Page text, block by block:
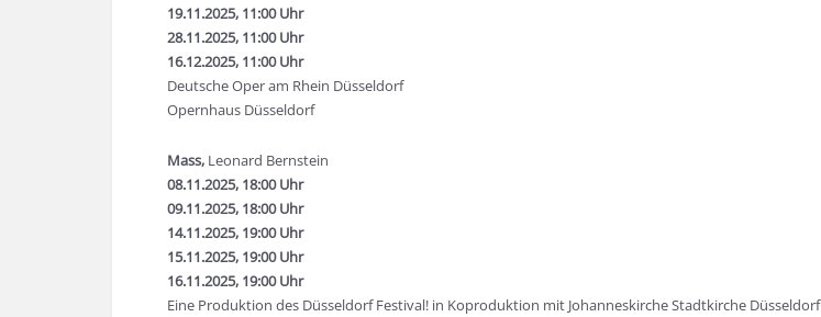
19.11.2025, 11:00 Uhr
28.11.2025, 11:00 Uhr
16.12.2025, 11:00 Uhr
Deutsche Oper am Rhein Düsseldorf
Opernhaus Düsseldorf
Mass, Leonard Bernstein
08.11.2025, 18:00 Uhr
09.11.2025, 18:00 Uhr
14.11.2025, 19:00 Uhr
15.11.2025, 19:00 Uhr
16.11.2025, 19:00 Uhr
Eine Produktion des Düsseldorf Festival! in Koproduktion mit Johanneskirche Stadtkirche Düsseldorf